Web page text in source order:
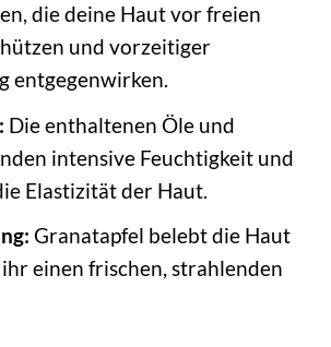
die deine Haut vor freien
und vorzeitiger
entgegenwirken.
Die enthaltenen Öle und
intensive Feuchtigkeit und
Elastizität der Haut.
Granatapfel belebt die Haut
einen frischen, strahlenden